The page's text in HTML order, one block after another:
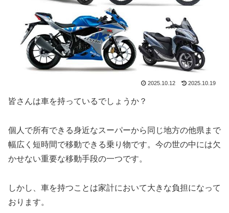
2025.10.12 2025.10.19
皆さんは車を持っているでしょうか？
個人で所有できる身近なスーパーから同じ地方の他県まで
幅広く短時間で移動できる乗り物です。今の世の中には欠
かせない重要な移動手段の一つです。
しかし、車を持つことは家計において大きな負担になって
おります。